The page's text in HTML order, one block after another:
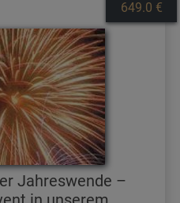
649.0 €
Jahreswende –